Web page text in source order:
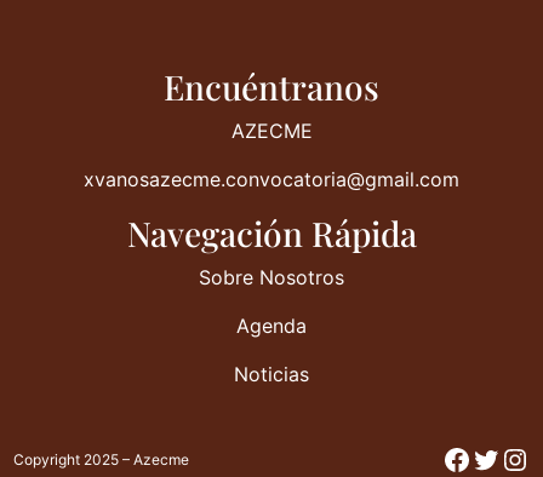
Encuéntranos
AZECME
xvanosazecme.convocatoria@gmail.com
Navegación Rápida
Sobre Nosotros
Agenda
Noticias
Copyright 2025 – Azecme